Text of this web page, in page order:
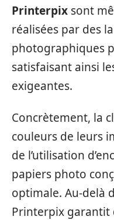
Printerpix sont
réalisées par des
photographiques
satisfaisant ainsi
exigeantes.
Concrètement, la
couleurs de leurs
de l’utilisation
papiers photo
optimale. Au-delà
Printerpix garantit